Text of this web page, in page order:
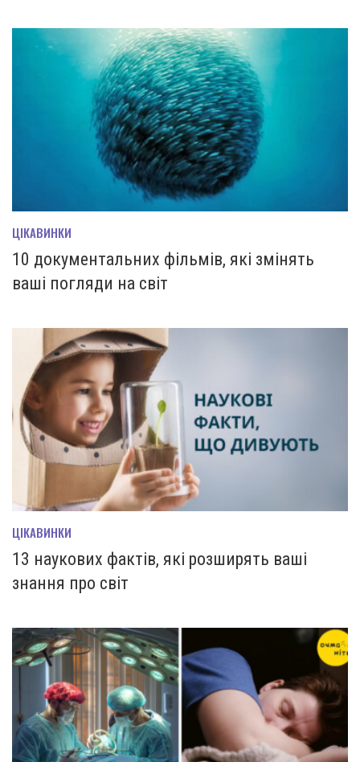
ЦІКАВИНКИ
10 документальних фільмів, які змінять
ваші погляди на світ
ЦІКАВИНКИ
13 наукових фактів, які розширять ваші
знання про світ